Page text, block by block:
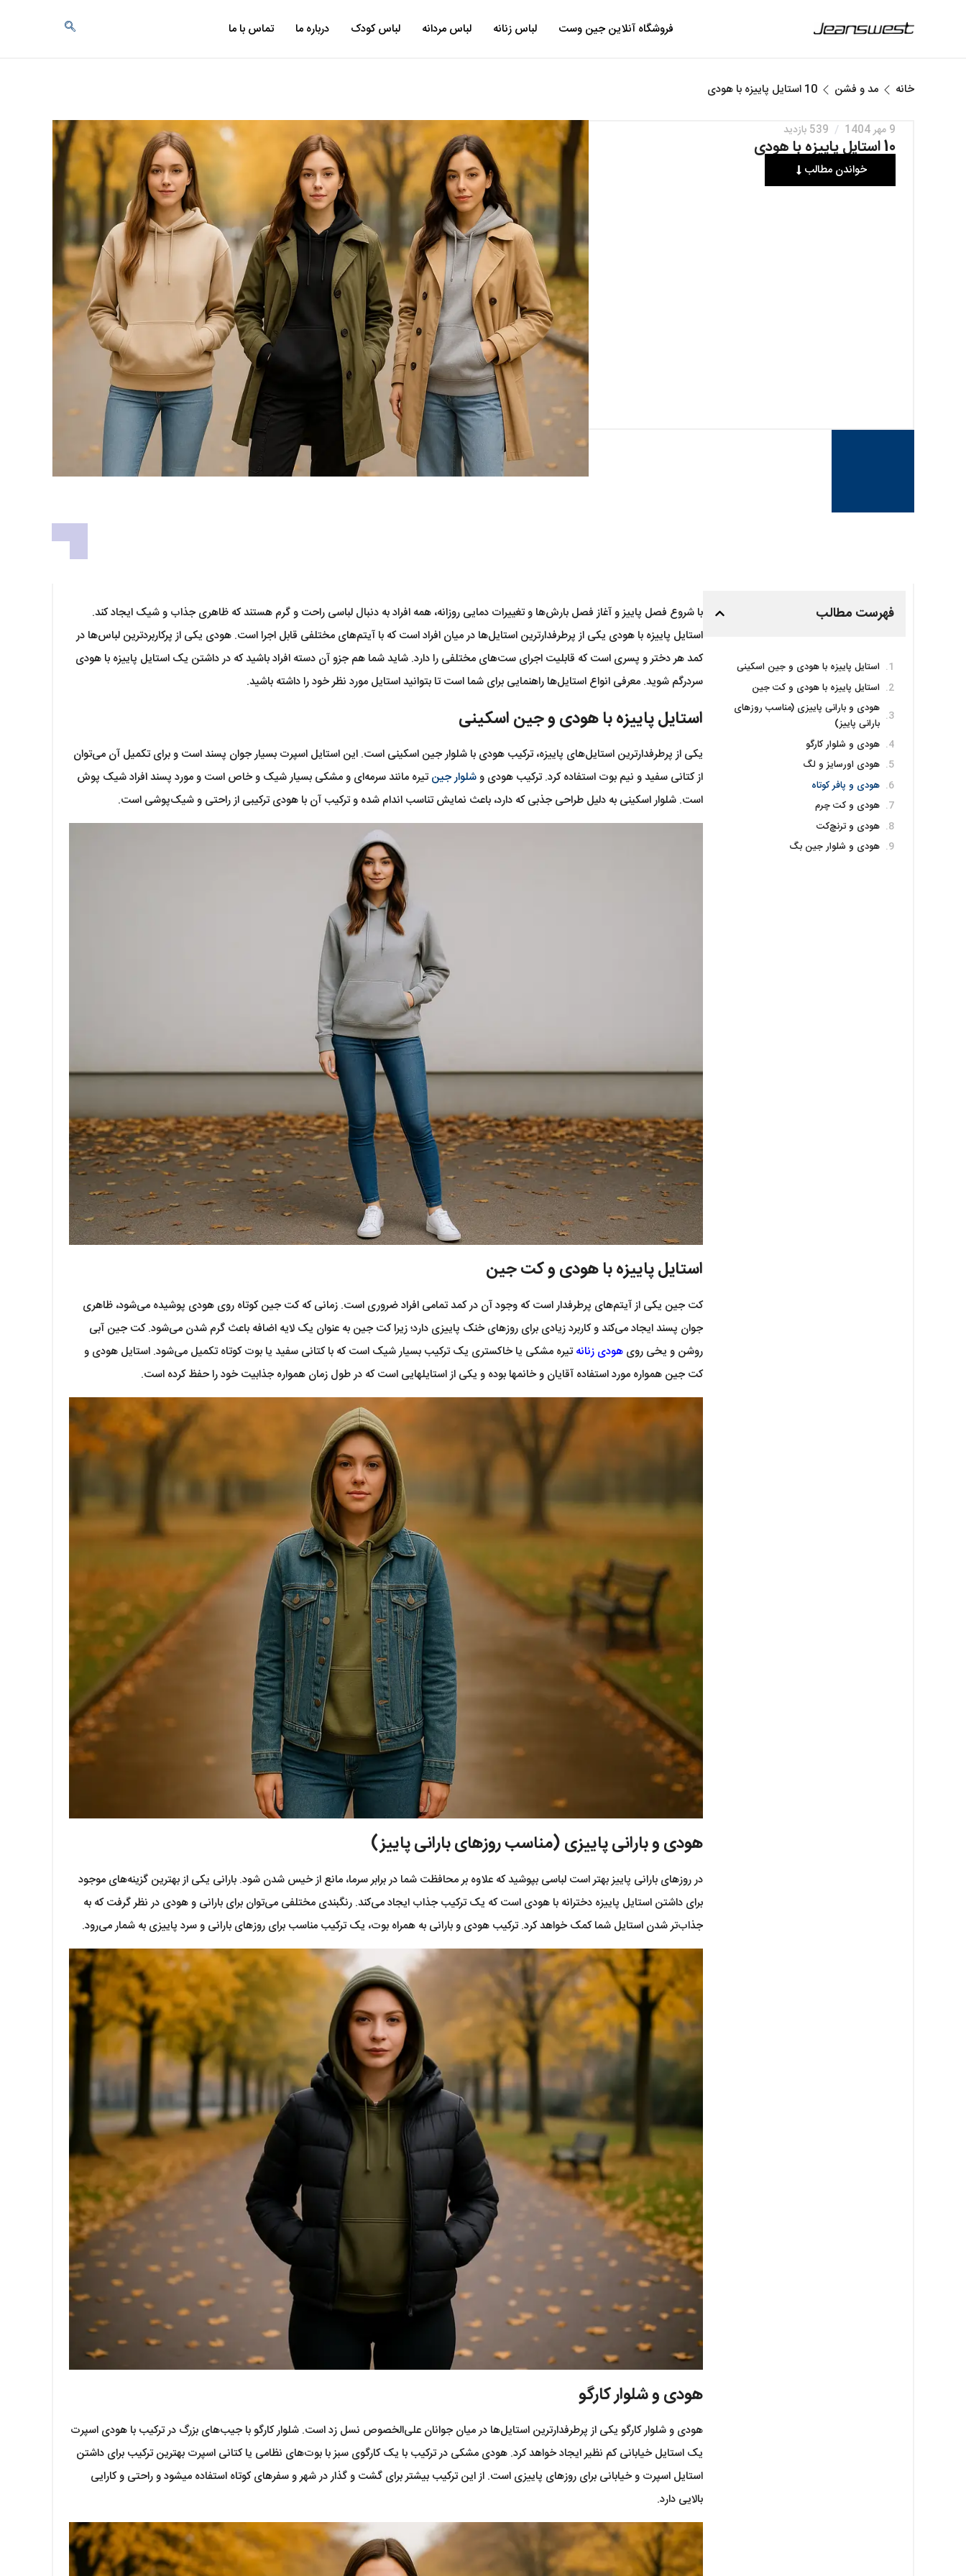
فروشگاه آنلاین جین وست لباس زنانه لباس مردانه لباس کودک درباره ما تماس با ما
خانه مد و فشن 10 استایل پاییزه با هودی
9 مهر 1404 / 539 بازدید
10 استایل پاییزه با هودی
خواندن مطالب
فهرست مطالب
استایل پاییزه با هودی و جین اسکینی
استایل پاییزه با هودی و کت جین
هودی و بارانی پاییزی (مناسب روزهای
بارانی پاییز)
هودی و شلوار کارگو
هودی اورسایز و لگ
هودی و پافر کوتاه
هودی و کت چرم
هودی و ترنچ‌کت
هودی و شلوار جین بگ
با شروع فصل پاییز و آغاز فصل بارش‌ها و تغییرات دمایی روزانه، همه افراد به دنبال لباسی راحت و گرم هستند که ظاهری جذاب و شیک ایجاد کند.
استایل پاییزه با هودی یکی از پرطرفدارترین استایل‌ها در میان افراد است که با آیتم‌های مختلفی قابل اجرا است. هودی یکی از پرکاربردترین لباس‌ها در
کمد هر دختر و پسری است که قابلیت اجرای ست‌های مختلفی را دارد. شاید شما هم جزو آن دسته افراد باشید که در داشتن یک استایل پاییزه با هودی
سردرگم شوید. معرفی انواع استایل‌ها راهنمایی برای شما است تا بتوانید استایل مورد نظر خود را داشته باشید.
استایل پاییزه با هودی و جین اسکینی
یکی از پرطرفدارترین استایل‌های پاییزه، ترکیب هودی با شلوار جین اسکینی است. این استایل اسپرت بسیار جوان پسند است و برای تکمیل آن می‌توان
از کتانی سفید و نیم بوت استفاده کرد. ترکیب هودی وشلوار جینتیره مانند سرمه‌ای و مشکی بسیار شیک و خاص است و مورد پسند افراد شیک پوش
است. شلوار اسکینی به دلیل طراحی جذبی که دارد، باعث نمایش تناسب اندام شده و ترکیب آن با هودی ترکیبی از راحتی و شیک‌پوشی است.
استایل پاییزه با هودی و کت جین
کت جین یکی از آیتم‌های پرطرفدار است که وجود آن در کمد تمامی افراد ضروری است. زمانی که کت جین کوتاه روی هودی پوشیده می‌شود، ظاهری
جوان پسند ایجاد می‌کند و کاربرد زیادی برای روزهای خنک پاییزی دارد؛ زیرا کت جین به عنوان یک لایه اضافه باعث گرم شدن می‌شود. کت جین آبی
روشن و یخی رویهودی زنانهتیره مشکی یا خاکستری یک ترکیب بسیار شیک است که با کتانی سفید یا بوت کوتاه تکمیل می‌شود. استایل هودی و
کت جین همواره مورد استفاده آقایان و خانم‎ها بوده و یکی از استایل‎هایی است که در طول زمان همواره جذابیت خود را حفظ کرده است.
هودی و بارانی پاییزی (مناسب روزهای بارانی پاییز)
در روزهای بارانی پاییز بهتر است لباسی بپوشید که علاوه بر محافظت شما در برابر سرما، مانع از خیس شدن شود. بارانی یکی از بهترین گزینه‌های موجود
برای داشتن استایل پاییزه دخترانه با هودی است که یک ترکیب جذاب ایجاد می‌کند. رنگبندی مختلفی می‌توان برای بارانی و هودی در نظر گرفت که به
جذاب‌تر شدن استایل شما کمک خواهد کرد. ترکیب هودی و بارانی به همراه بوت، یک ترکیب مناسب برای روزهای بارانی و سرد پاییزی به شمار می‌رود.
هودی و شلوار کارگو
هودی و شلوار کارگو یکی از پرطرفدارترین استایل‌ها در میان جوانان علی‌الخصوص نسل زد است. شلوار کارگو با جیب‌های بزرگ در ترکیب با هودی اسپرت
یک استایل خیابانی کم نظیر ایجاد خواهد کرد. هودی مشکی در ترکیب با یک کارگوی سبز با بوت‌های نظامی یا کتانی اسپرت بهترین ترکیب برای داشتن
استایل اسپرت و خیابانی برای روزهای پاییزی است. از این ترکیب بیشتر برای گشت و گذار در شهر و سفرهای کوتاه استفاده می‎شود و راحتی و کارایی
بالایی دارد.